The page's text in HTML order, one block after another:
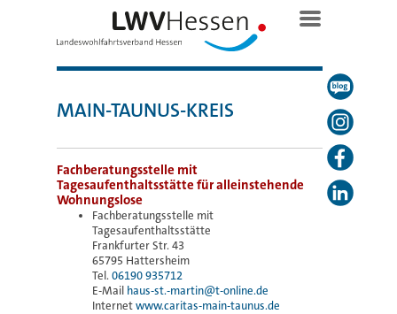
MAIN-TAUNUS-KREIS
Fachberatungsstelle mit
Tagesaufenthaltsstätte für alleinstehende
Wohnungslose
Fachberatungsstelle mit
Tagesaufenthaltsstätte
Frankfurter Str. 43
65795 Hattersheim
Tel.06190 935712
E-Mail haus-st.-martin@t-online.de
Internetwww.caritas-main-taunus.de